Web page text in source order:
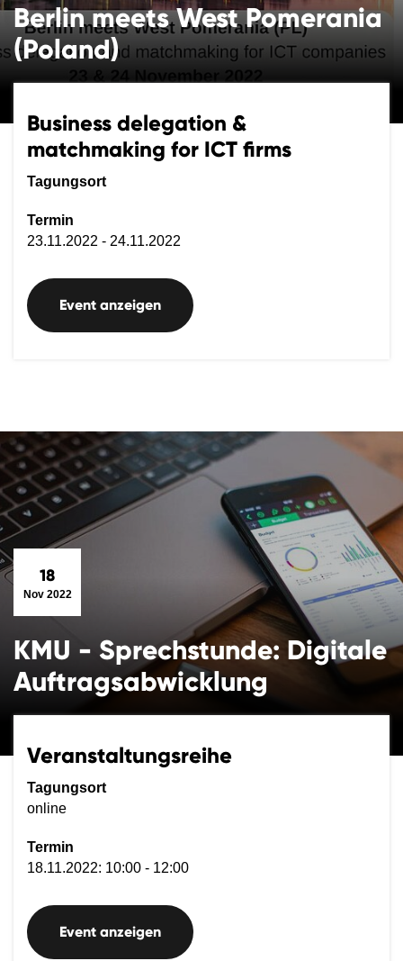
Berlin meets West Pomerania
(Poland)
Business delegation &
matchmaking for ICT firms
Tagungsort
Termin
23.11.2022 - 24.11.2022
Event anzeigen
18
Nov 2022
KMU - Sprechstunde: Digitale
Auftragsabwicklung
Veranstaltungsreihe
Tagungsort
online
Termin
18.11.2022: 10:00 - 12:00
Event anzeigen